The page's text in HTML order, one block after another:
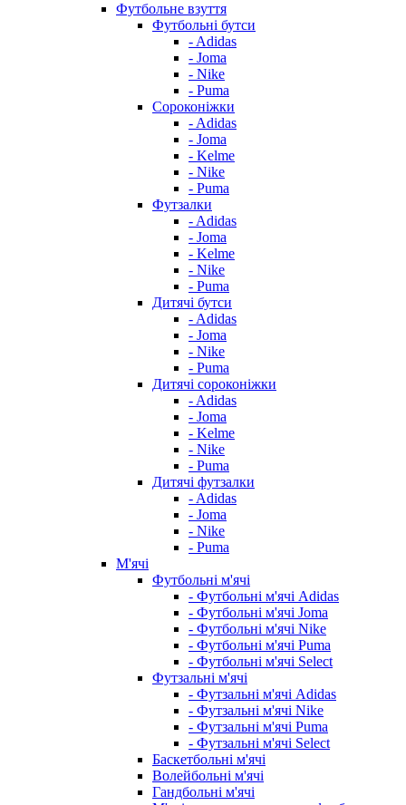
Футбольне взуття
Футбольні бутси
- Adidas
- Joma
- Nike
- Puma
Сороконіжки
- Adidas
- Joma
- Kelme
- Nike
- Puma
Футзалки
- Adidas
- Joma
- Kelme
- Nike
- Puma
Дитячі бутси
- Adidas
- Joma
- Nike
- Puma
Дитячі сороконіжки
- Adidas
- Joma
- Kelme
- Nike
- Puma
Дитячі футзалки
- Adidas
- Joma
- Nike
- Puma
М'ячі
Футбольні м'ячі
- Футбольні м'ячі Adidas
- Футбольні м'ячі Joma
- Футбольні м'ячі Nike
- Футбольні м'ячі Puma
- Футбольні м'ячі Select
Футзальні м'ячі
- Футзальні м'ячі Adidas
- Футзальні м'ячі Nike
- Футзальні м'ячі Puma
- Футзальні м'ячі Select
Баскетбольні м'ячі
Волейбольні м'ячі
Гандбольні м'ячі